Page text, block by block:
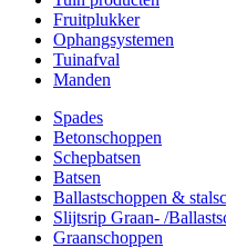
Fruitplukker
Ophangsystemen
Tuinafval
Manden
Spades
Betonschoppen
Schepbatsen
Batsen
Ballastschoppen &
Slijtsrip Graan- /
Graanschoppen